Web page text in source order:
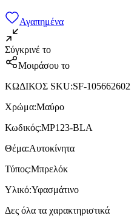
Αγαπημένα
Σύγκρινέ το
Μοιράσου το
ΚΩΔΙΚΟΣ SKU:SF-105662602
Χρώμα:Μαύρο
Κωδικός:MP123-BLA
Θέμα:Αυτοκίνητα
Τύπος:Μπρελόκ
Υλικό:Υφασμάτινο
Δες όλα τα χαρακτηριστικά